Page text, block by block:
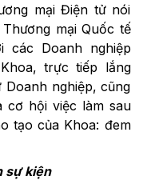
mại Điện tử nói
mại Quốc tế
các Doanh nghiệp
trực tiếp lắng
nghiệp, cũng
cơ hội việc làm sau
tạo của Khoa: đem
sự kiện